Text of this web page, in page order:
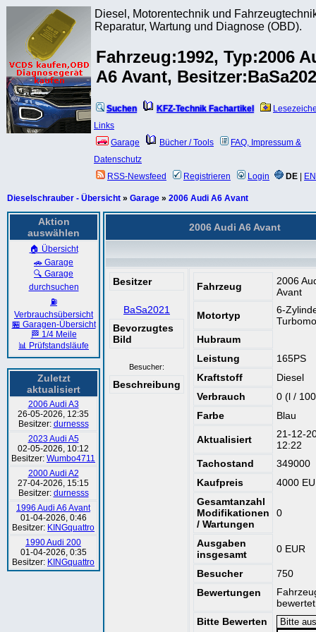
Diesel, Motorentechnik und
Reparatur, Wartung und Diagnose (OBD).
Fahrzeug:1992, Typ:2006
A6 Avant,
Suchen KFZ-Technik Fachartikel
Links
Garage
Bücher / Tools
FAQ, Impressum &
Datenschutz
RSS-Newsfeed
Registrieren Login DE EN
Dieselschrauber - Übersicht » Garage » 2006 Audi A6 Avant
Aktion
auswählen
🏠 Übersicht
🚗 Garage
🔍 Garage
durchsuchen
⛽
Verbrauchsübersicht
🏪 Garagen-Übersicht
🏁 1/4 Meile
📊 Prüfstandsläufe
Zuletzt
aktualisiert
2006 Audi A3
26-05-2026, 12:35
Besitzer: durnesss
2023 Audi A5
02-05-2026, 10:12
Besitzer: Wumbo4711
2000 Audi A2
27-04-2026, 15:15
Besitzer: durnesss
1996 Audi A6 Avant
01-04-2026, 0:46
Besitzer: KINGquattro
1990 Audi 200
01-04-2026, 0:35
Besitzer: KINGquattro
2006 Audi A6 Avant
Besitzer
BaSa2021
Bevorzugtes
Bild
Besucher:
Beschreibung
Fahrzeug
2006
Avant
Motortyp
6-
Hubraum
Leistung
165PS
Kraftstoff
Diesel
Verbrauch
0 (l /
Farbe
Blau
Aktualisiert
21-12-
12:22
Tachostand
349000
Kaufpreis
4000
Gesamtanzahl
Modifikationen
/ Wartungen
0
Ausgaben
insgesamt
0 EUR
Besucher
750
Bewertungen
Bitte Bewerten